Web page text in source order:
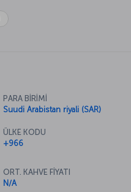
PARA BİRİMİ
Suudi Arabistan riyali (SAR)
ÜLKE KODU
+966
ORT. KAHVE FİYATI
N/A